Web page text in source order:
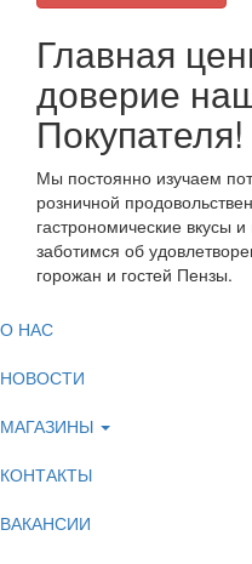
Главная
доверие
Покупателя!
Мы постоянно изучаем
розничной
гастрономические вкусы
заботимся об
горожан и гостей Пензы.
О НАС
НОВОСТИ
МАГАЗИНЫ
КОНТАКТЫ
ВАКАНСИИ